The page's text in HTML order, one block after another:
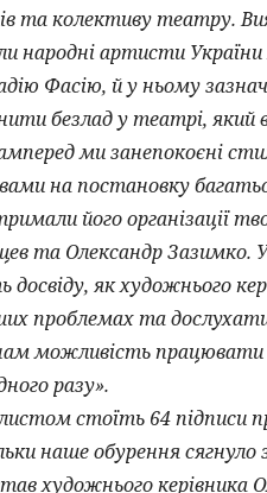
та колективу театру.
народні артисти
Фасію, й у ньому
безлад у театрі, який
ми занепокоєні
на постановку
його організації
та Олександр Зазимко.
досвіду, як художнього
проблемах та
можливість працювати
разу».
стоїть 64 підписи
наше обурення
художнього керівника